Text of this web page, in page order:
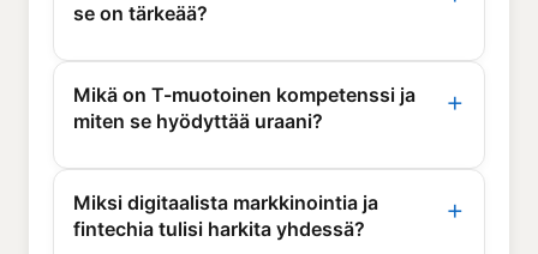
se on tärkeää?
Ekosysteemiajattelu tunnustaa, että eri
tieteenalat (markkinointi, rahoitus, teknologia)
toimivat ei itsenäisesti, vaan toisiinsa
kytkeytyneinä järjestelminä, jotka ruokkivat
toisiaan. Digitaalisen markkinointikampanjan
luomisessa data-analyysi, automatisointi ja
käyttökokemus toimivat yhdessä. Tämä
Mikä on T-muotoinen kompetenssi ja
miten se hyödyttää uraani?
T-muotoinen kompetenssi tarkoittaa syvää
asiantuntemusta yhdellä alalla (T:n pystysuora
viiva) samalla kun on perustietoa muilla aloilla
(T:n vaakasuora viiva). Esimerkiksi
Miksi digitaalista markkinointia ja
fintechia tulisi harkita yhdessä?